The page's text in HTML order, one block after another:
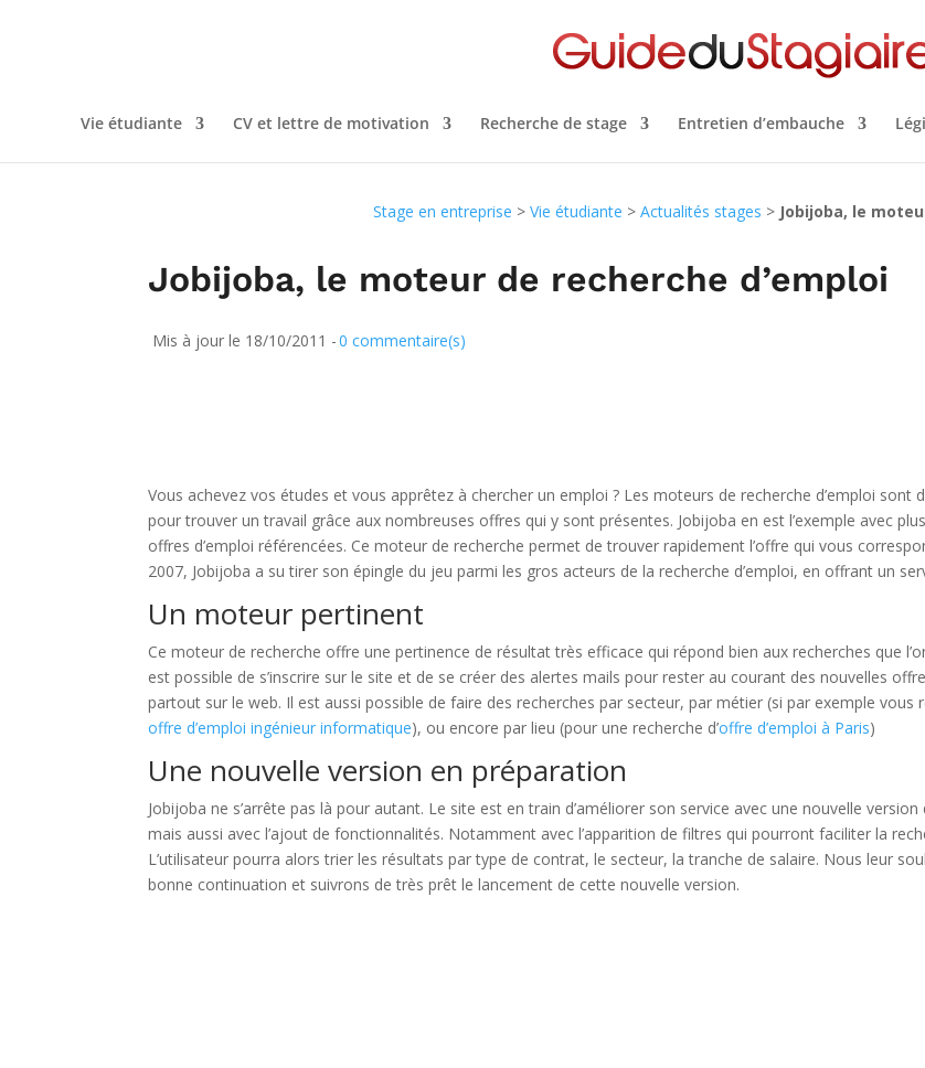
Vie étudiante CV et lettre de motivation Recherche de stage Entretien d’embauche
Stage en entreprise > Vie étudiante > Actualités stages > Jobijoba, le
Jobijoba, le moteur de recherche d’emploi
Mis à jour le 18/10/2011 -0 commentaire(s)
Vous achevez vos études et vous apprêtez à chercher un emploi ? Les moteurs de recherche d’emploi sont
pour trouver un travail grâce aux nombreuses offres qui y sont présentes. Jobijoba en est l’exemple avec
offres d’emploi référencées. Ce moteur de recherche permet de trouver rapidement l’offre qui vous
2007, Jobijoba a su tirer son épingle du jeu parmi les gros acteurs de la recherche d’emploi, en offrant un
Un moteur pertinent
Ce moteur de recherche offre une pertinence de résultat très efficace qui répond bien aux recherches que
est possible de s’inscrire sur le site et de se créer des alertes mails pour rester au courant des nouvelles
partout sur le web. Il est aussi possible de faire des recherches par secteur, par métier (si par exemple vous
offre d’emploi ingénieur informatique), ou encore par lieu (pour une recherche d’offre d’emploi à Paris)
Une nouvelle version en préparation
Jobijoba ne s’arrête pas là pour autant. Le site est en train d’améliorer son service avec une nouvelle version
mais aussi avec l’ajout de fonctionnalités. Notamment avec l’apparition de filtres qui pourront faciliter la
L’utilisateur pourra alors trier les résultats par type de contrat, le secteur, la tranche de salaire. Nous leur
bonne continuation et suivrons de très prêt le lancement de cette nouvelle version.